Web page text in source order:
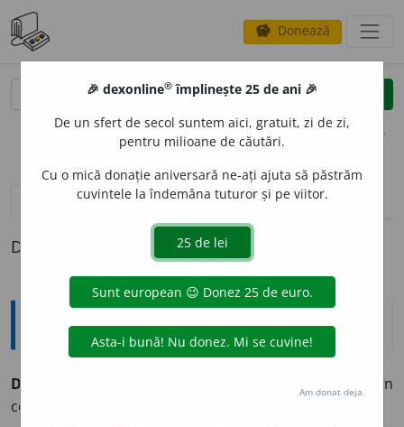
savings Donează
clear
opțiuni
definiții (1) pronunțievolume_up (50)
Definiția cu ID-ul 856332:
Explicative DEX
DEC
Ferm în principiile sau în
convingerile sale; hotărât. –
🎉 dexonline® împlinește 25 de ani 🎉
De un sfert de secol suntem aici, gratuit, zi de zi,
pentru milioane de căutări.
Cu o mică donație aniversară ne-ați ajuta să păstrăm
cuvintele la îndemâna tuturor și pe viitor.
Am donat deja.